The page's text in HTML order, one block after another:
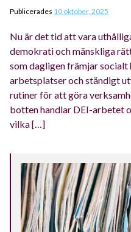
Publicerades 10 oktober, 2025
Nu är det tid att vara
demokrati och mänskliga
som dagligen främjar
arbetsplatser och ständigt
rutiner för att göra
botten handlar DEI-arbetet
vilka […]